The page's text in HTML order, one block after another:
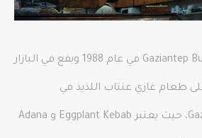
تم افتتاح Gaziantep Burc Ocakbasi في عام 1988 ويقع في البازار
طعام غازي عنتاب اللذيذ في
Gaziantep Burc Ocakbasi، حيث يعتبر Eggplant Kebab و Adana